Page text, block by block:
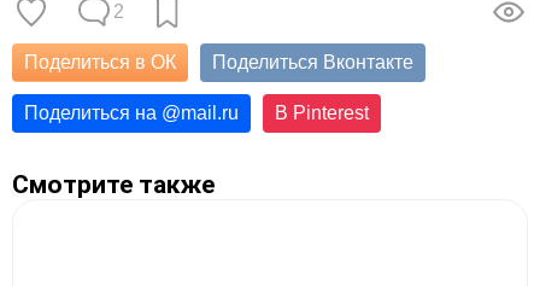
2
Поделиться в ОК Поделиться Вконтакте
Поделиться на @mail.ru В Pinterest
Смотрите также